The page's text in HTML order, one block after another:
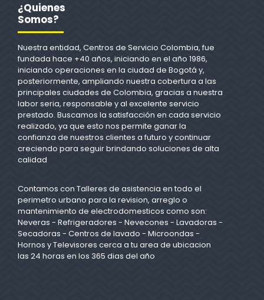
¿Quienes
Somos?
Nuestra entidad, Centros de Servicio Colombia, fue
fundada hace +40 años, iniciando en el año 1986,
iniciando operaciones en la ciudad de Bogotá y,
posteriormente, ampliando nuestra cobertura a las
principales ciudades de Colombia, gracias a nuestra
labor seria, responsable y al excelente servicio
prestado. Buscamos la satisfacción en cada servicio
realizado, ya que esto nos permite ganar la
confianza de nuestros clientes a futuro y continuar
creciendo para seguir brindando soluciones de alta
calidad
Contamos con Talleres de asistencia en todo el
perimetro urbano para la revision, arreglo o
mantenimiento de electrodomesticos como son:
Neveras - Refrigeradores - Nevecones - Lavadoras -
Secadoras - Centros de lavado - Microondas -
Hornos y Televisores cerca a tu area de ubicacion
las 24 horas en los 365 dias del año